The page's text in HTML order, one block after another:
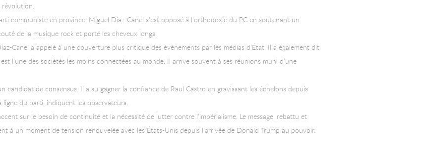
révolution.
communiste en province, Miguel Diaz-Canel s’est opposé à l’orthodoxie du PC en soutenant un
de la musique rock et porté les cheveux longs.
Canel a appelé à une couverture plus critique des événements par les médias d’État. Il a également dit
l’une des sociétés les moins connectées au monde. Il arrive souvent à ses réunions muni d’une
candidat de consensus. Il a su gagner la confiance de Raul Castro en gravissant les échelons depuis
du parti, indiquent les observateurs.
sur le besoin de continuité et la nécessité de lutter contre l’impérialisme. Le message, rebattu et
à un moment de tension renouvelée avec les États-Unis depuis l’arrivée de Donald Trump au pouvoir.